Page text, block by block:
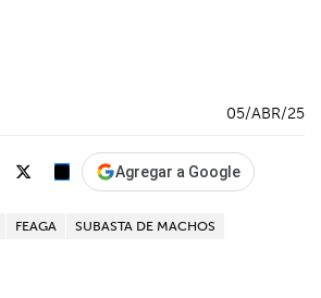
05/ABR/25
Agregar a Google
FEAGA
SUBASTA DE MACHOS